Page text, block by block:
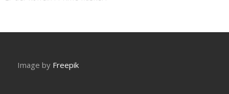
Image by Freepik